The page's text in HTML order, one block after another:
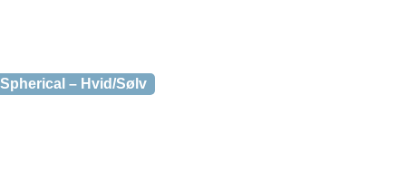
– Hvid/Sølv